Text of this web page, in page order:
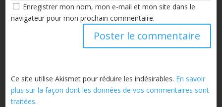
Enregistrer mon nom, mon e-mail et mon site dans le
navigateur pour mon prochain commentaire.
Ce site utilise Akismet pour réduire les indésirables. En savoir
plus sur la façon dont les données de vos commentaires sont
traitées.